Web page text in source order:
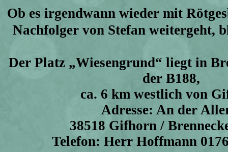
Ob es irgendwann wieder mit
Nachfolger von Stefan weitergeht,
Der Platz „Wiesengrund“ liegt in
der B188,
ca. 6 km westlich von
Adresse: An der
38518 Gifhorn /
Telefon: Herr Hoffmann